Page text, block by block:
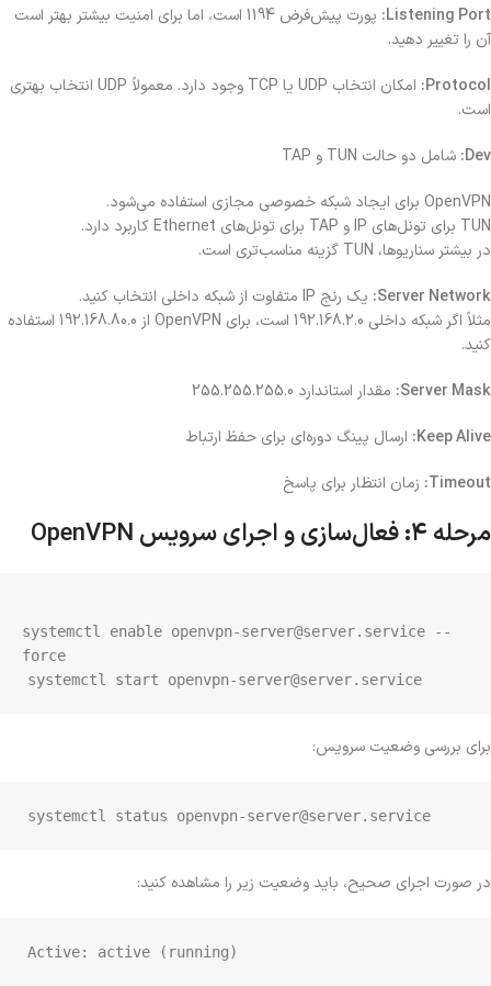
Listening Port:
پورت پیش‌فرض 1194 است، اما برای امنیت بیشتر بهتر است
آن را تغییر دهید.
Protocol:
امکان انتخاب UDP یا TCP وجود دارد. معمولاً UDP انتخاب بهتری
است.
Dev: شامل دو حالت TUN و TAP
OpenVPN برای ایجاد شبکه خصوصی مجازی استفاده می‌شود.
TUN برای تونل‌های IP و TAP برای تونل‌های Ethernet کاربرد دارد.
در بیشتر سناریوها، TUN گزینه مناسب‌تری است.
Server Network: یک رنج IP متفاوت از شبکه داخلی انتخاب کنید.
مثلاً اگر شبکه داخلی 192.168.2.0 است، برای OpenVPN از 192.168.80.0 استفاده
کنید.
Server Mask: مقدار استاندارد 255.255.255.0
Keep Alive: ارسال پینگ دوره‌ای برای حفظ ارتباط
Timeout: زمان انتظار برای پاسخ
مرحله ۴: فعال‌سازی و اجرای سرویس OpenVPN
systemctl enable openvpn-server@server.service --
systemctl start openvpn-server@server.service
برای بررسی وضعیت سرویس:
systemctl status openvpn-server@server.service
در صورت اجرای صحیح، باید وضعیت زیر را مشاهده کنید:
Active: active (running)